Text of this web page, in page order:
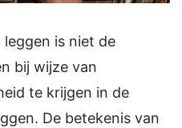
is niet de
bij wijze van
te krijgen in de
De betekenis van